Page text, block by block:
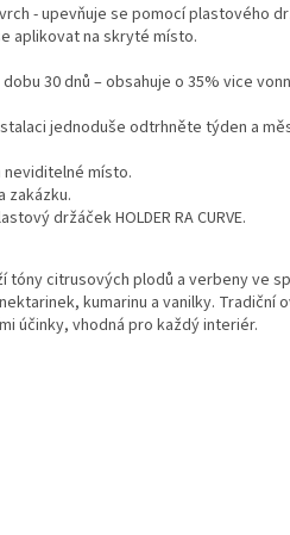
- upevňuje se pomocí plastového
aplikovat na skryté místo.
30 dnů – obsahuje o 35% vice
jednoduše odtrhněte týden a
neviditelné místo.
zakázku.
držáček HOLDER RA CURVE.
tóny citrusových plodů a verbeny ve
kumarinu a vanilky. Tradiční
účinky, vhodná pro každý interiér.